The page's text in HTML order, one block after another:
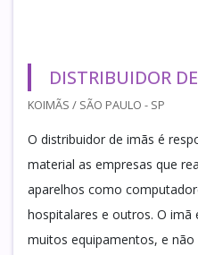
DISTRIBUIDOR
KOIMÃS / SÃO PAULO - SP
O distribuidor de imãs é
material as empresas que
aparelhos como
hospitalares e outros. O
muitos equipamentos, e